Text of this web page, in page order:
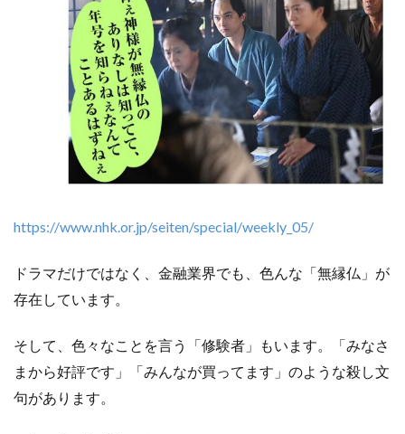
https://www.nhk.or.jp/seiten/special/weekly_05/
ドラマだけではなく、金融業界でも、色んな「無縁仏」が
存在しています。
そして、色々なことを言う「修験者」もいます。「みなさ
まから好評です」「みんなが買ってます」のような殺し文
句があります。